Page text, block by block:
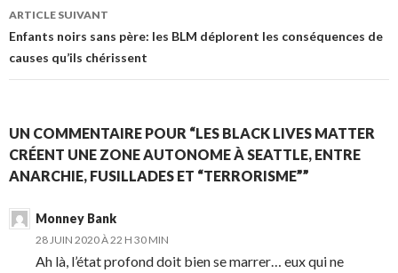
ARTICLE SUIVANT
Enfants noirs sans père: les BLM déplorent les conséquences de
causes qu’ils chérissent
UN COMMENTAIRE POUR “LES BLACK LIVES MATTER
CRÉENT UNE ZONE AUTONOME À SEATTLE, ENTRE
ANARCHIE, FUSILLADES ET “TERRORISME””
Monney Bank
28 JUIN 2020 À 22 H 30 MIN
Ah là, l’état profond doit bien se marrer… eux qui ne